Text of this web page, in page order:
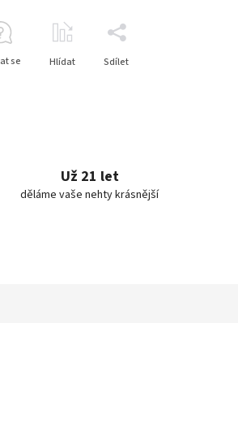
se Hlídat Sdílet
Už 21 let
děláme vaše nehty krásnější